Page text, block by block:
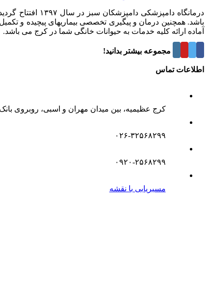
درمانگاه
باشد. همچنین درمان و پیگیری تخصصی بیماریهای پیچیده و
آماده ارائه کلیه خدمات به حیوانات خانگی شما در کرج می باشد.
درباره این مجموعه بیشتر بدانید!
اطلاعات تماس
کرج عظیمیه، بین میدان مهران و اسبی، روبروی
۰۲۶-۳۲۵۶۸۲۹۹
۰۹۲۰-۲۵۶۸۲۹۹
مسیریابی با نقشه